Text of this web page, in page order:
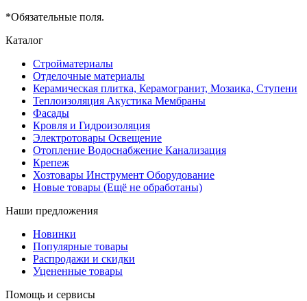
*Обязательные поля.
Каталог
Стройматериалы
Отделочные материалы
Керамическая плитка, Керамогранит, Мозаика, Ступени
Теплоизоляция Акустика Мембраны
Фасады
Кровля и Гидроизоляция
Электротовары Освещение
Отопление Водоснабжение Канализация
Крепеж
Хозтовары Инструмент Оборудование
Новые товары (Ещё не обработаны)
Наши предложения
Новинки
Популярные товары
Распродажи и скидки
Уцененные товары
Помощь и сервисы